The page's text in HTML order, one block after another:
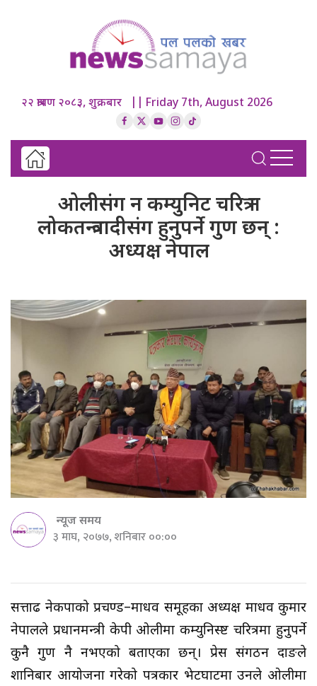
२२ श्रावण २०८३, शुक्रबार || Friday 7th, August 2026
ओलीसंग न कम्युनिट चरित्र न
लोकतन्त्रवादीसंग हुनुपर्ने गुण छन् :
अध्यक्ष नेपाल
न्यूज समय
३ माघ, २०७७, शनिबार ००:००
सत्तारुढ नेकपाको प्रचण्ड–माधव समूहका अध्यक्ष माधव कुमार
नेपालले प्रधानमन्त्री केपी ओलीमा कम्युनिस्ष्ट चरित्रमा हुनुपर्ने
कुनै गुण नै नभएको बताएका छन्। प्रेस संगठन दाङले
शानिबार आयोजना गरेको पत्रकार भेटघाटमा उनले ओलीमा